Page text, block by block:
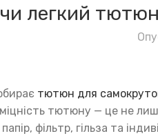
легкий
тютюн для
міцність тютюну — це не
фільтр, гільза та